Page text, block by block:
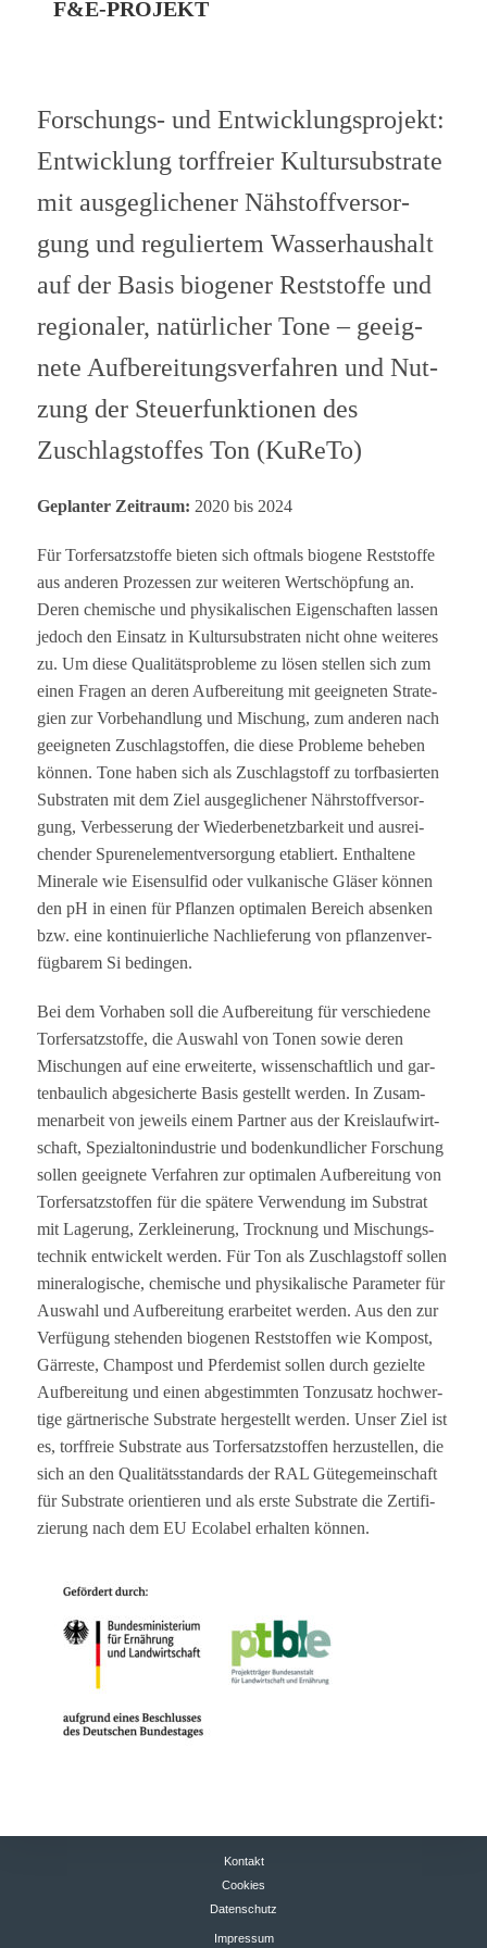
F&E‑PROJEKT
For­schungs- und Ent­wick­lungs­pro­jekt:
Ent­wick­lung torf­freier Kul­tur­sub­strate
mit aus­ge­gli­che­ner Näh­stoff­ver­sor­
gung und regu­lier­tem Was­ser­haus­halt
auf der Basis bio­ge­ner Rest­stoffe und
regio­na­ler, natür­li­cher Tone – geeig­
nete Auf­be­rei­tungs­ver­fah­ren und Nut­
zung der Steu­er­funk­tio­nen des
Zuschlag­stof­fes Ton (KuReTo)
Geplan­ter Zeit­raum: 2020 bis 2024
Für Tor­fer­satz­stoffe bie­ten sich oft­mals bio­gene Rest­stoffe
aus ande­ren Pro­zes­sen zur wei­te­ren Wert­schöp­fung an.
Deren che­mi­sche und phy­si­ka­li­schen Eigen­schaf­ten las­sen
jedoch den Ein­satz in Kul­tur­sub­stra­ten nicht ohne wei­te­res
zu. Um diese Qua­li­täts­pro­bleme zu lösen stel­len sich zum
einen Fra­gen an deren Auf­be­rei­tung mit geeig­ne­ten Stra­te­
gien zur Vor­be­hand­lung und Mischung, zum ande­ren nach
geeig­ne­ten Zuschlag­stof­fen, die diese Pro­bleme behe­ben
kön­nen. Tone haben sich als Zuschlag­stoff zu torf­ba­sier­ten
Sub­stra­ten mit dem Ziel aus­ge­gli­che­ner Nähr­stoff­ver­sor­
gung, Ver­bes­se­rung der Wie­der­be­netz­bar­keit und aus­rei­
chen­der Spu­ren­ele­ment­ver­sor­gung eta­bliert. Ent­hal­tene
Mine­rale wie Eisen­sul­fid oder vul­ka­ni­sche Glä­ser kön­nen
den pH in einen für Pflan­zen opti­ma­len Bereich absen­ken
bzw. eine kon­ti­nu­ier­li­che Nach­lie­fe­rung von pflan­zen­ver­
füg­ba­rem Si bedingen.
Bei dem Vor­ha­ben soll die Auf­be­rei­tung für ver­schie­dene
Tor­fer­satz­stoffe, die Aus­wahl von Tonen sowie deren
Mischun­gen auf eine erwei­terte, wis­sen­schaft­lich und gar­
ten­bau­lich abge­si­cherte Basis gestellt wer­den. In Zusam­
men­ar­beit von jeweils einem Part­ner aus der Kreis­lauf­wirt­
schaft, Spe­zi­al­ton­in­dus­trie und boden­kund­li­cher For­schung
sol­len geeig­nete Ver­fah­ren zur opti­ma­len Auf­be­rei­tung von
Tor­fer­satz­stof­fen für die spä­tere Ver­wen­dung im Sub­strat
mit Lage­rung, Zer­klei­ne­rung, Trock­nung und Mischungs­
tech­nik ent­wi­ckelt wer­den. Für Ton als Zuschlag­stoff sol­len
mine­ra­lo­gi­sche, che­mi­sche und phy­si­ka­li­sche Para­me­ter für
Aus­wahl und Auf­be­rei­tung erar­bei­tet wer­den. Aus den zur
Ver­fü­gung ste­hen­den bio­ge­nen Rest­stof­fen wie Kom­post,
Gär­reste, Cham­post und Pfer­de­mist sol­len durch gezielte
Auf­be­rei­tung und einen abge­stimm­ten Ton­zu­satz hoch­wer­
tige gärt­ne­ri­sche Sub­strate her­ge­stellt wer­den. Unser Ziel ist
es, torf­freie Sub­strate aus Tor­fer­satz­stof­fen her­zu­stel­len, die
sich an den Qua­li­täts­stan­dards der RAL Güte­ge­mein­schaft
für Sub­strate ori­en­tie­ren und als erste Sub­strate die Zer­ti­fi­
zie­rung nach dem EU Eco­la­bel erhal­ten können.
Kontakt
Cookies
Datenschutz
Impressum